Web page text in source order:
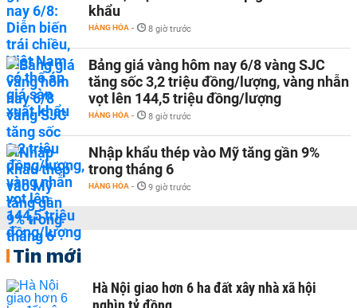
khẩu
HÀNG HÓA - 8 giờ trước
Bảng giá vàng hôm nay 6/8 vàng SJC
tăng sốc 3,2 triệu đồng/lượng, vàng nhẫn
vọt lên 144,5 triệu đồng/lượng
HÀNG HÓA - 8 giờ trước
Nhập khẩu thép vào Mỹ tăng gần 9%
trong tháng 6
HÀNG HÓA - 9 giờ trước
Tin mới
Hà Nội giao hơn 6 ha đất xây nhà xã hội